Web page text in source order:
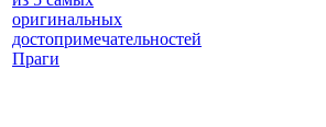
оригинальных
достопримечательностей
Праги